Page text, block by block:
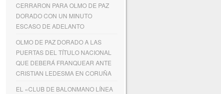
CERRARON PARA OLMO DE PAZ
DORADO CON UN MINUTO
ESCASO DE ADELANTO
OLMO DE PAZ DORADO A LAS
PUERTAS DEL TÍTULO NACIONAL
QUE DEBERÁ FRANQUEAR ANTE
CRISTIAN LEDESMA EN CORUÑA
EL «CLUB DE BALONMANO LÍNEA